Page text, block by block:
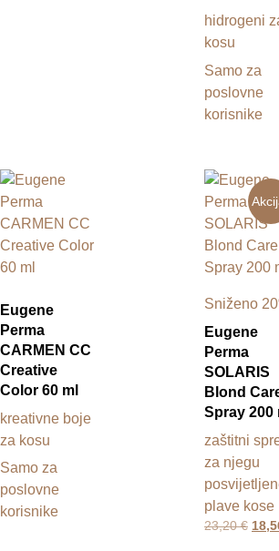
hidrogeni
kosu
Samo za
poslovne
korisnike
Eugene
Perma
CARMEN CC
Creative
Color 60 ml
kreativne boje
za kosu
Samo za
poslovne
korisnike
Sniženo
Eugene
Perma
SOLARIS
Blond
Spray 200
zaštitni
za njegu
plave kose
23,20€